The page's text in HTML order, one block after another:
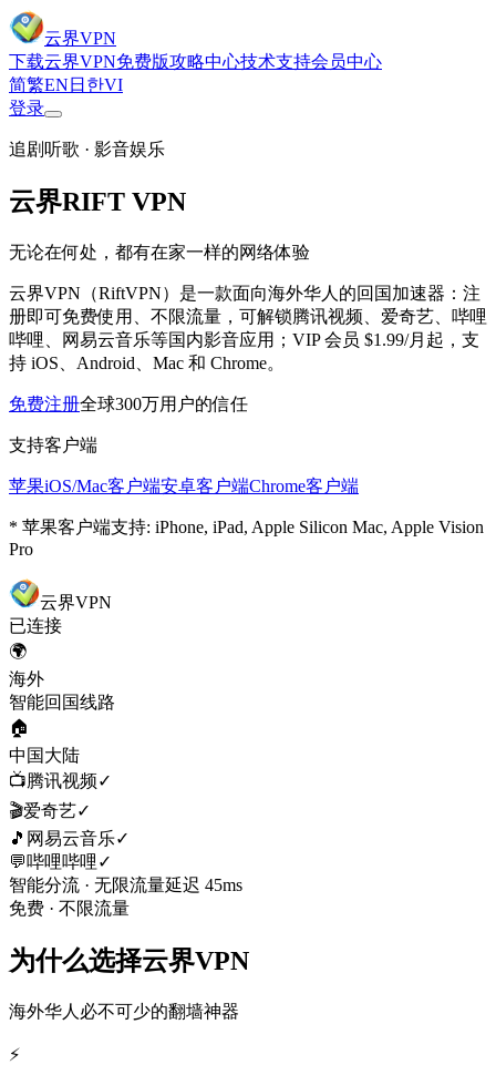
云界VPN
下载云界VPN免费版攻略中心技术支持会员中心
简繁EN 日 한VI
登录
追剧听歌 · 影音娱乐
云界RIFT VPN
无论在何处，都有在家一样的网络体验
云界VPN（RiftVPN）是一款面向海外华人的回国加速器：注
册即可免费使用、不限流量，可解锁腾讯视频、爱奇艺、哔哩
哔哩、网易云音乐等国内影音应用；VIP 会员 $1.99/月起，支
持 iOS、Android、Mac 和 Chrome。
免费注册全球300万用户的信任
支持客户端
苹果iOS/Mac客户端安卓客户端Chrome客户端
* 苹果客户端支持: iPhone, iPad, Apple Silicon Mac, Apple Vision
Pro
云界VPN
已连接
🌍
海外
智能回国线路
🏠
中国大陆
📺腾讯视频✓
🎬爱奇艺✓
🎵 网易云音乐✓
💬哔哩哔哩✓
智能分流 · 无限流量延迟 45ms
免费 · 不限流量
为什么选择云界VPN
海外华人必不可少的翻墙神器
⚡